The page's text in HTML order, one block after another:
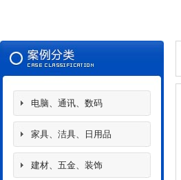
电脑、通讯、数码
家具、洁具、日用品
建材、五金、装饰